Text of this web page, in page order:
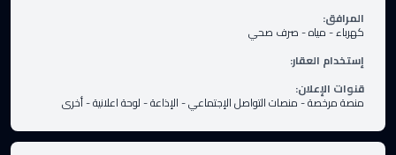
المرافق:
كهرباء-مياه-صرف صحي
إستخدام العقار:
قنوات الإعلان:
منصة مرخصة-منصات التواصل الإجتماعي-الإذاعة-لوحة اعلانية-أخرى